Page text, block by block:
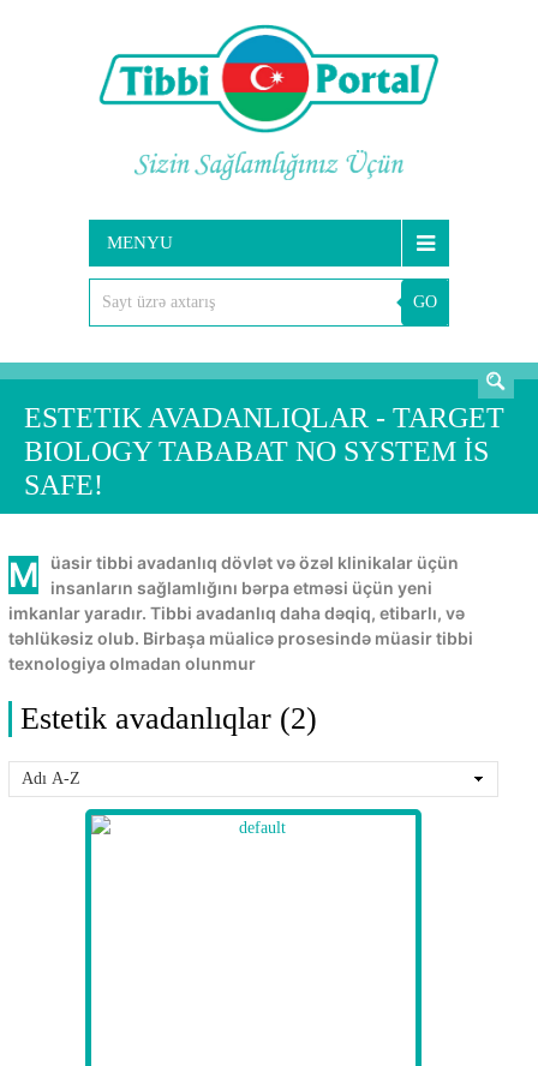
MENYU
GO
AXTARIŞ
ESTETIK AVADANLIQLAR - TARGET
BIOLOGY TABABAT NO SYSTEM İS
SAFE!
Müasir tibbi avadanlıq dövlət və özəl klinikalar üçün
insanların sağlamlığını bərpa etməsi üçün yeni
imkanlar yaradır. Tibbi avadanlıq daha dəqiq, etibarlı, və
təhlükəsiz olub. Birbaşa müalicə prosesində müasir tibbi
texnologiya olmadan olunmur
Estetik avadanlıqlar (2)